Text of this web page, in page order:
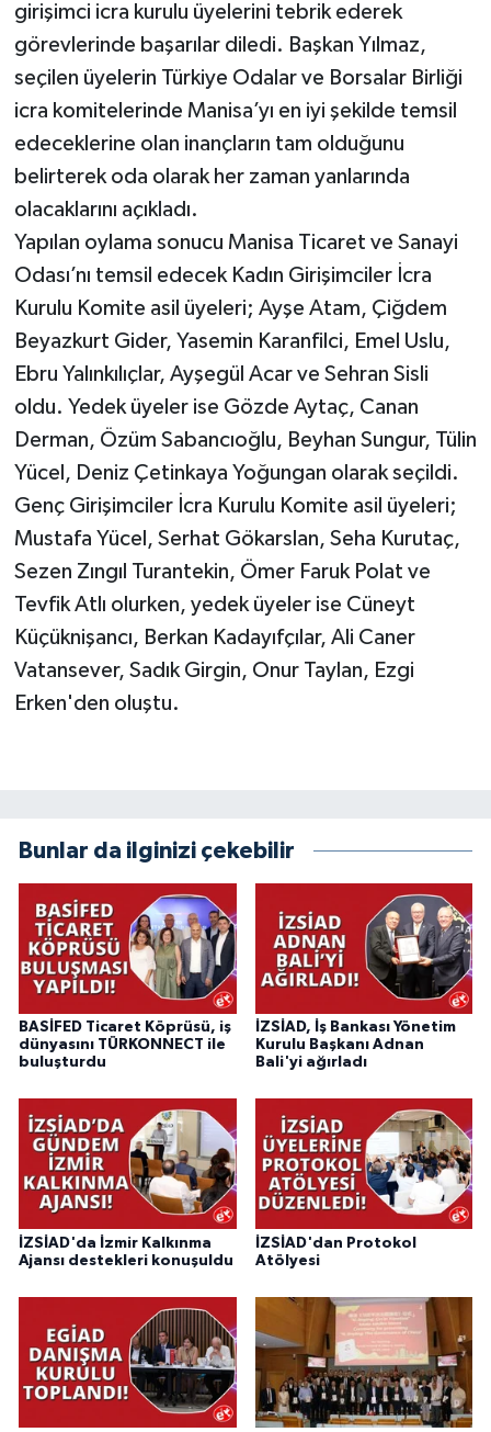
girişimci icra kurulu üyelerini tebrik ederek
görevlerinde başarılar diledi. Başkan Yılmaz,
seçilen üyelerin Türkiye Odalar ve Borsalar Birliği
icra komitelerinde Manisa’yı en iyi şekilde temsil
edeceklerine olan inançların tam olduğunu
belirterek oda olarak her zaman yanlarında
olacaklarını açıkladı.
Yapılan oylama sonucu Manisa Ticaret ve Sanayi
Odası’nı temsil edecek Kadın Girişimciler İcra
Kurulu Komite asil üyeleri; Ayşe Atam, Çiğdem
Beyazkurt Gider, Yasemin Karanfilci, Emel Uslu,
Ebru Yalınkılıçlar, Ayşegül Acar ve Sehran Sisli
oldu. Yedek üyeler ise Gözde Aytaç, Canan
Derman, Özüm Sabancıoğlu, Beyhan Sungur, Tülin
Yücel, Deniz Çetinkaya Yoğungan olarak seçildi.
Genç Girişimciler İcra Kurulu Komite asil üyeleri;
Mustafa Yücel, Serhat Gökarslan, Seha Kurutaç,
Sezen Zıngıl Turantekin, Ömer Faruk Polat ve
Tevfik Atlı olurken, yedek üyeler ise Cüneyt
Küçüknişancı, Berkan Kadayıfçılar, Ali Caner
Vatansever, Sadık Girgin, Onur Taylan, Ezgi
Erken'den oluştu.
Bunlar da ilginizi çekebilir
BASİFED Ticaret Köprüsü, iş
dünyasını TÜRKONNECT ile
buluşturdu
İZSİAD, İş Bankası Yönetim
Kurulu Başkanı Adnan
Bali'yi ağırladı
İZSİAD'da İzmir Kalkınma
Ajansı destekleri konuşuldu
İZSİAD'dan Protokol
Atölyesi